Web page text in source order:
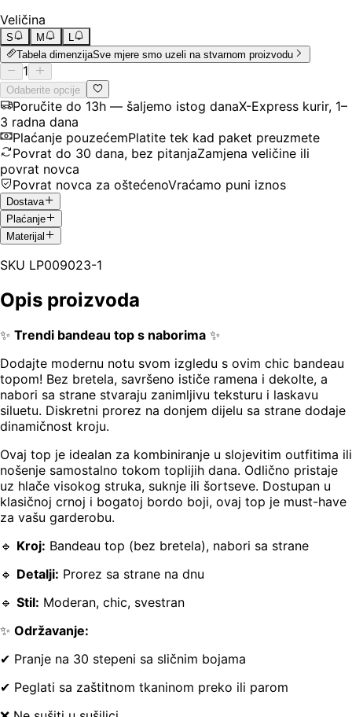
Veličina
S M
L
Tabela dimenzijaSve mjere smo uzeli na stvarnom proizvodu
1
Odaberite opcije
Poručite do 13h — šaljemo istog danaX-Express kurir, 1–
3 radna dana
Plaćanje pouzećemPlatite tek kad paket preuzmete
Povrat do 30 dana, bez pitanjaZamjena veličine ili
povrat novca
Povrat novca za oštećenoVraćamo puni iznos
Dostava
Plaćanje
Materijal
SKU LP009023-1
Opis proizvoda
✨ Trendi bandeau top s naborima ✨
Dodajte modernu notu svom izgledu s ovim chic bandeau
topom! Bez bretela, savršeno ističe ramena i dekolte, a
nabori sa strane stvaraju zanimljivu teksturu i laskavu
siluetu. Diskretni prorez na donjem dijelu sa strane dodaje
dinamičnost kroju.
Ovaj top je idealan za kombiniranje u slojevitim outfitima ili
nošenje samostalno tokom toplijih dana. Odlično pristaje
uz hlače visokog struka, suknje ili šortseve. Dostupan u
klasičnoj crnoj i bogatoj bordo boji, ovaj top je must-have
za vašu garderobu.
🔹 Kroj: Bandeau top (bez bretela), nabori sa strane
🔹 Detalji: Prorez sa strane na dnu
🔹 Stil: Moderan, chic, svestran
✨ Održavanje:
✔ Pranje na 30 stepeni sa sličnim bojama
✔ Peglati sa zaštitnom tkaninom preko ili parom